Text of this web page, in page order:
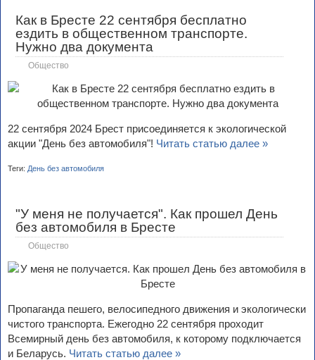
Как в Бресте 22 сентября бесплатно
ездить в общественном транспорте.
Нужно два документа
Общество
22 сентября 2024 Брест присоединяется к экологической
акции "День без автомобиля"! Читать статью далее »
Теги: День без автомобиля
"У меня не получается". Как прошел День
без автомобиля в Бресте
Общество
Пропаганда пешего, велосипедного движения и экологически
чистого транспорта. Ежегодно 22 сентября проходит
Всемирный день без автомобиля, к которому подключается
и Беларусь. Читать статью далее »